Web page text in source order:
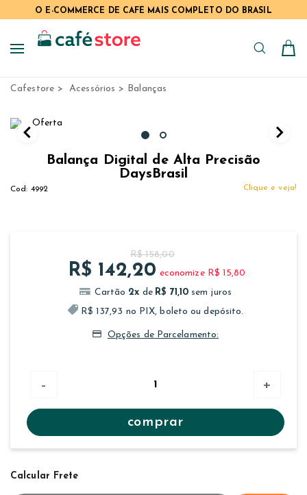
O E-COMMERCE DE CAFÉ MAIS COMPLETO DO BRASIL
Cafestore Acessórios Balanças
Balança Digital de Alta Precisão
DaysBrasil
4992 Clique e veja!
R$ 158,00
R$ 142,20 economize R$ 15,80
2x
R$ 71,10
R$ 137,93 no PIX, boleto ou depósito.
Opções de Parcelamento:
- +
comprar
Calcular Frete